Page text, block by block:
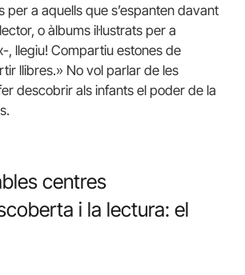
per a aquells que s’espanten davant
o àlbums il·lustrats per a
, llegiu! Compartiu estones de
llibres.» No vol parlar de les
descobrir als infants el poder de la
centres
i la lectura: el